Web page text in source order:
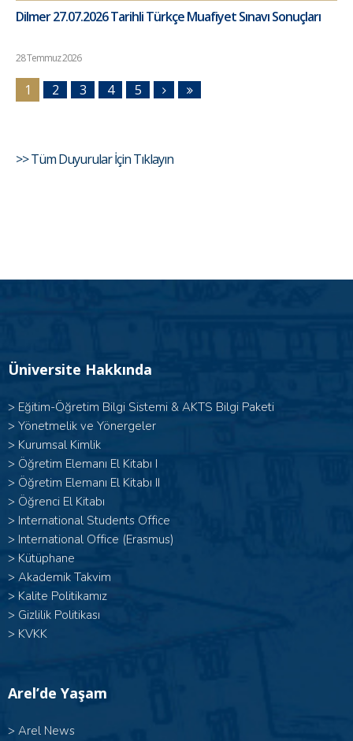
Dilmer 27.07.2026 Tarihli Türkçe Muafiyet Sınavı Sonuçları
28 Temmuz 2026
1 2 3 4 5
>> Tüm Duyurular İçin Tıklayın
Üniversite Hakkında
> Eğitim-Öğretim Bilgi Sistemi & AKTS Bilgi Paketi
> Yönetmelik ve Yönergeler
> Kurumsal Kimlik
> Öğretim Elemanı El Kitabı I
> Öğretim Elemanı El Kitabı II
> Öğrenci El Kitabı
> International Students Office
> International Office (Erasmus)
> Kütüphane
> Akademik Takvim
> Kalite Politikamız
> Gizlilik Politikası
> KVKK
Arel’de Yaşam
> Arel News